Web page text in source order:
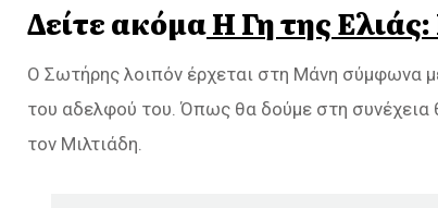
Δείτε ακόμαΗ Γη της
Ο Σωτήρης λοιπόν έρχεται στη Μάνη σύμφωνα
του αδελφού του. Όπως θα δούμε στη
τον Μιλτιάδη.